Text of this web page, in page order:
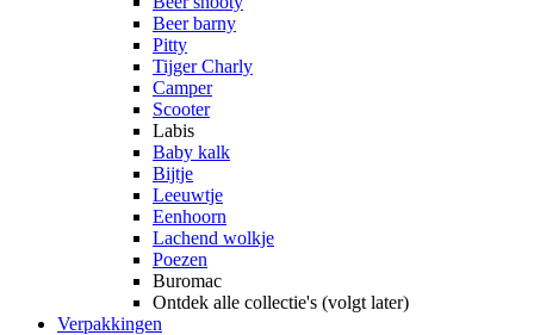
Beer barny
Pitty
Tijger Charly
Camper
Scooter
Labis
Baby kalk
Bijtje
Leeuwtje
Eenhoorn
Lachend wolkje
Poezen
Buromac
Ontdek alle collectie's (volgt later)
Verpakkingen